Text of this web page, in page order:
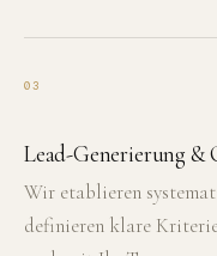
03
Lead-Generierung &
Wir etablieren
definieren klare